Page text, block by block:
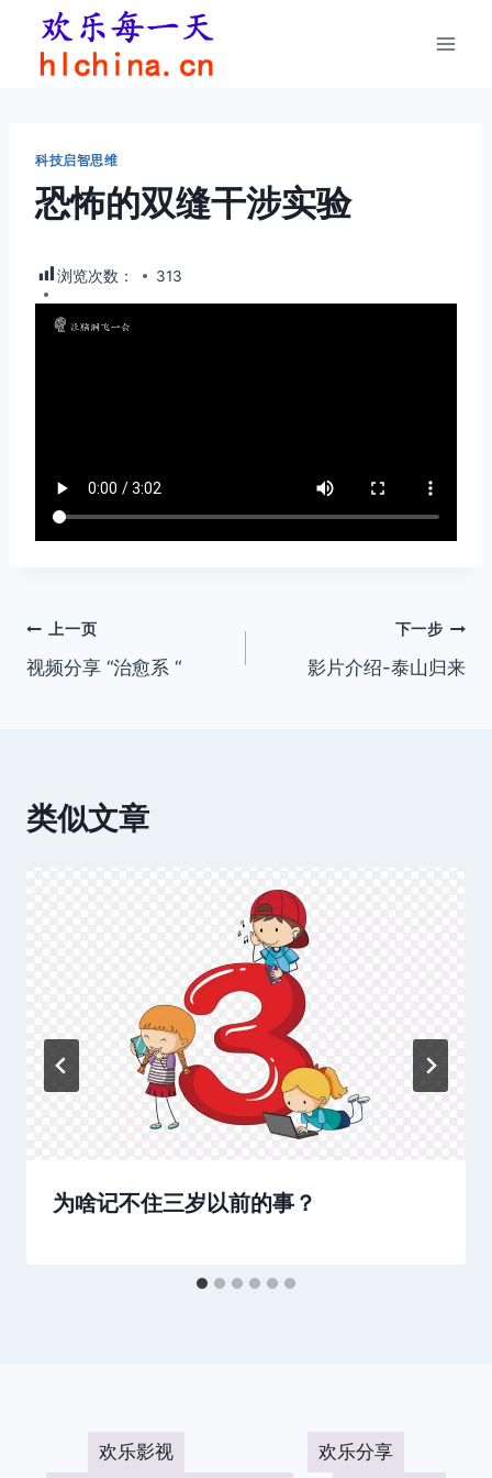
科技启智思维
恐怖的双缝干涉实验
浏览次数： 313
文
章
上一页
视频分享 “治愈系 “
下一步
影片介绍-泰山归来
类似文章
为啥记不住三岁以前的事？
欢乐影视 欢乐分享